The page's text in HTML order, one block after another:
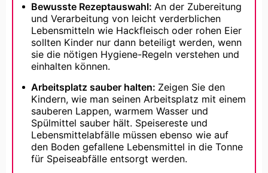
Bewusste Rezeptauswahl: An der Zubereitung
und Verarbeitung von leicht verderblichen
Lebensmitteln wie Hackfleisch oder rohen Eier
sollten Kinder nur dann beteiligt werden, wenn
sie die nötigen Hygiene-Regeln verstehen und
einhalten können.
Arbeitsplatz sauber halten: Zeigen Sie den
Kindern, wie man seinen Arbeitsplatz mit einem
sauberen Lappen, warmem Wasser und
Spülmittel sauber hält. Speisereste und
Lebensmittelabfälle müssen ebenso wie auf
den Boden gefallene Lebensmittel in die Tonne
für Speiseabfälle entsorgt werden.